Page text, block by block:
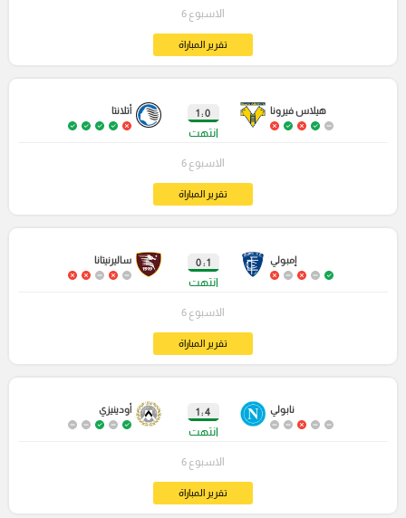
الاسبوع 6
تقرير المباراة
هيلاس فيرونا 0 : 1
انتهت
أتلانتا
الاسبوع 6
تقرير المباراة
إمبولي 1 : 0
انتهت
ساليرنيتانا
الاسبوع 6
تقرير المباراة
نابولي 4 : 1
انتهت
أودينيزي
الاسبوع 6
تقرير المباراة